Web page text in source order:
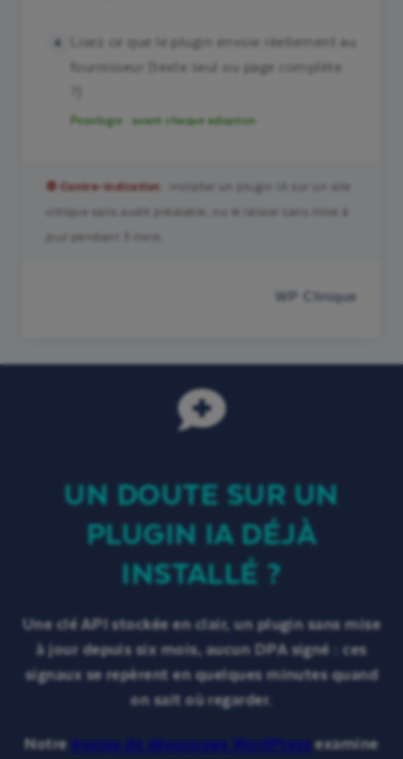
Lisez ce que le plugin envoie réellement au
fournisseur (texte seul ou page complète
Posologie : avant chaque adoption
⛔ Contre-indication
: installer un plugin IA sur un site
critique sans audit préalable, ou le laisser sans mise à
jour pendant 3 mois.
WP Clinique
UN DOUTE SUR UN
PLUGIN IA DÉJÀ
INSTALLÉ ?
Une clé API stockée en clair, un plugin sans mise
à jour depuis six mois, aucun DPA signé : ces
signaux se repèrent en quelques minutes quand
on sait où regarder.
Notreéquipe de dépannage WordPressexamine